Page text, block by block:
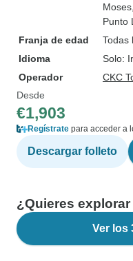
Moses
Punto
Franja de edad
Todas
Idioma
Solo:
Operador
CKC
Desde
€1,903
Regístrate para acceder a
Descargar folleto
¿Quieres
Ver los